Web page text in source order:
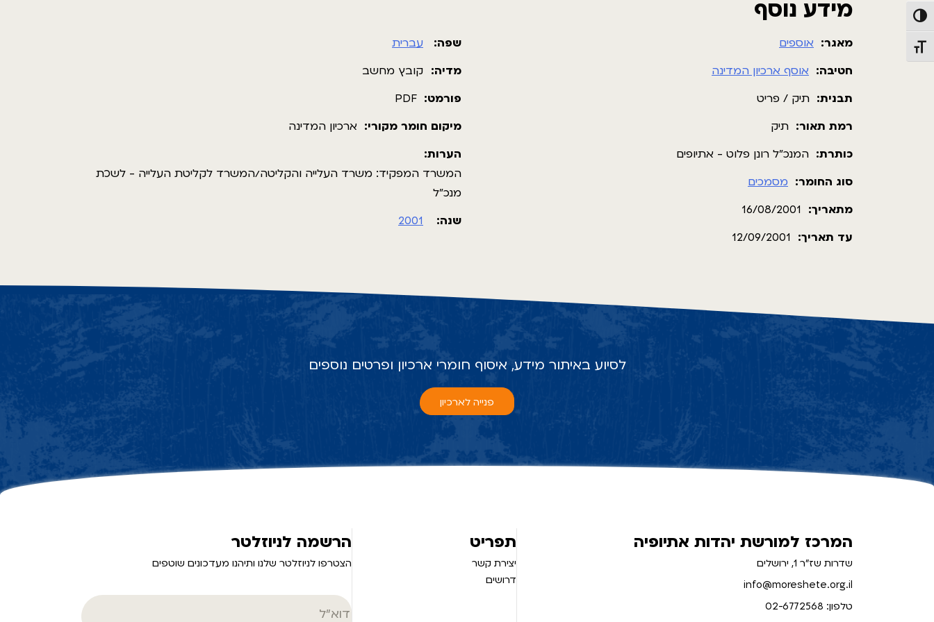
הפעל/כבה ניגודיות גבוהה
מתג גודל גופן
מידע נוסף
מאגר: אוספים
חטיבה: אוסף ארכיון המדינה
תבנית: תיק / פריט
רמת תאור: תיק
כותרת: המנכ"ל רונן פלוט - אתיופים
סוג החומר: מסמכים
מתאריך: 16/08/2001
עד תאריך: 12/09/2001
שפה:
עברית
מדיה: קובץ מחשב
פורמט: PDF
מיקום חומר מקורי: ארכיון המדינה
הערות:
המשרד המפקיד: משרד העלייה והקליטה/המשרד לקליטת העלייה - לשכת
מנכ"ל
שנה:
2001
לסיוע באיתור מידע, איסוף חומרי ארכיון ופרטים נוספים
פנייה לארכיון
המרכז למורשת יהדות אתיופיה
שדרות שז"ר 1, ירושלים
info@moreshete.org.il
טלפון: 02-6772568
תפריט
יצירת קשר
דרושים
הרשמה לניוזלטר
הצטרפו לניוזלטר שלנו ותיהנו מעדכונים שוטפים